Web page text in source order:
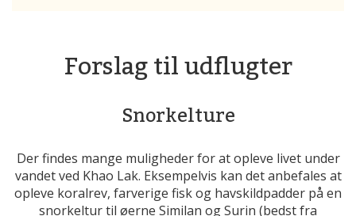
Forslag til udflugter
Snorkelture
Der findes mange muligheder for at opleve livet under
vandet ved Khao Lak. Eksempelvis kan det anbefales at
opleve koralrev, farverige fisk og havskildpadder på en
snorkeltur til øerne Similan og Surin (bedst fra